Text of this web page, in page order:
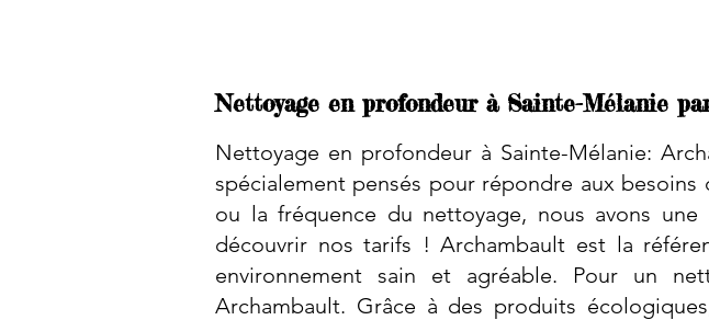
Nettoyage en profondeur à Sainte-Mélanie
Nettoyage en profondeur à Sainte-Mélanie:
spécialement pensés pour répondre aux
ou la fréquence du nettoyage, nous avons
découvrir nos tarifs ! Archambault est la
environnement sain et agréable. Pour un
Archambault. Grâce à des produits